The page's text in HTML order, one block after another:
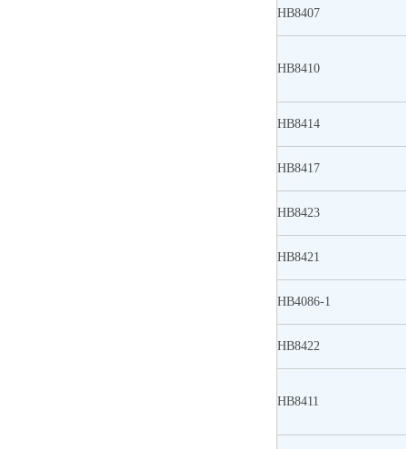
HB8407
HB8410
HB8414
HB8417
HB8423
HB8421
HB4086-1
HB8422
HB8411